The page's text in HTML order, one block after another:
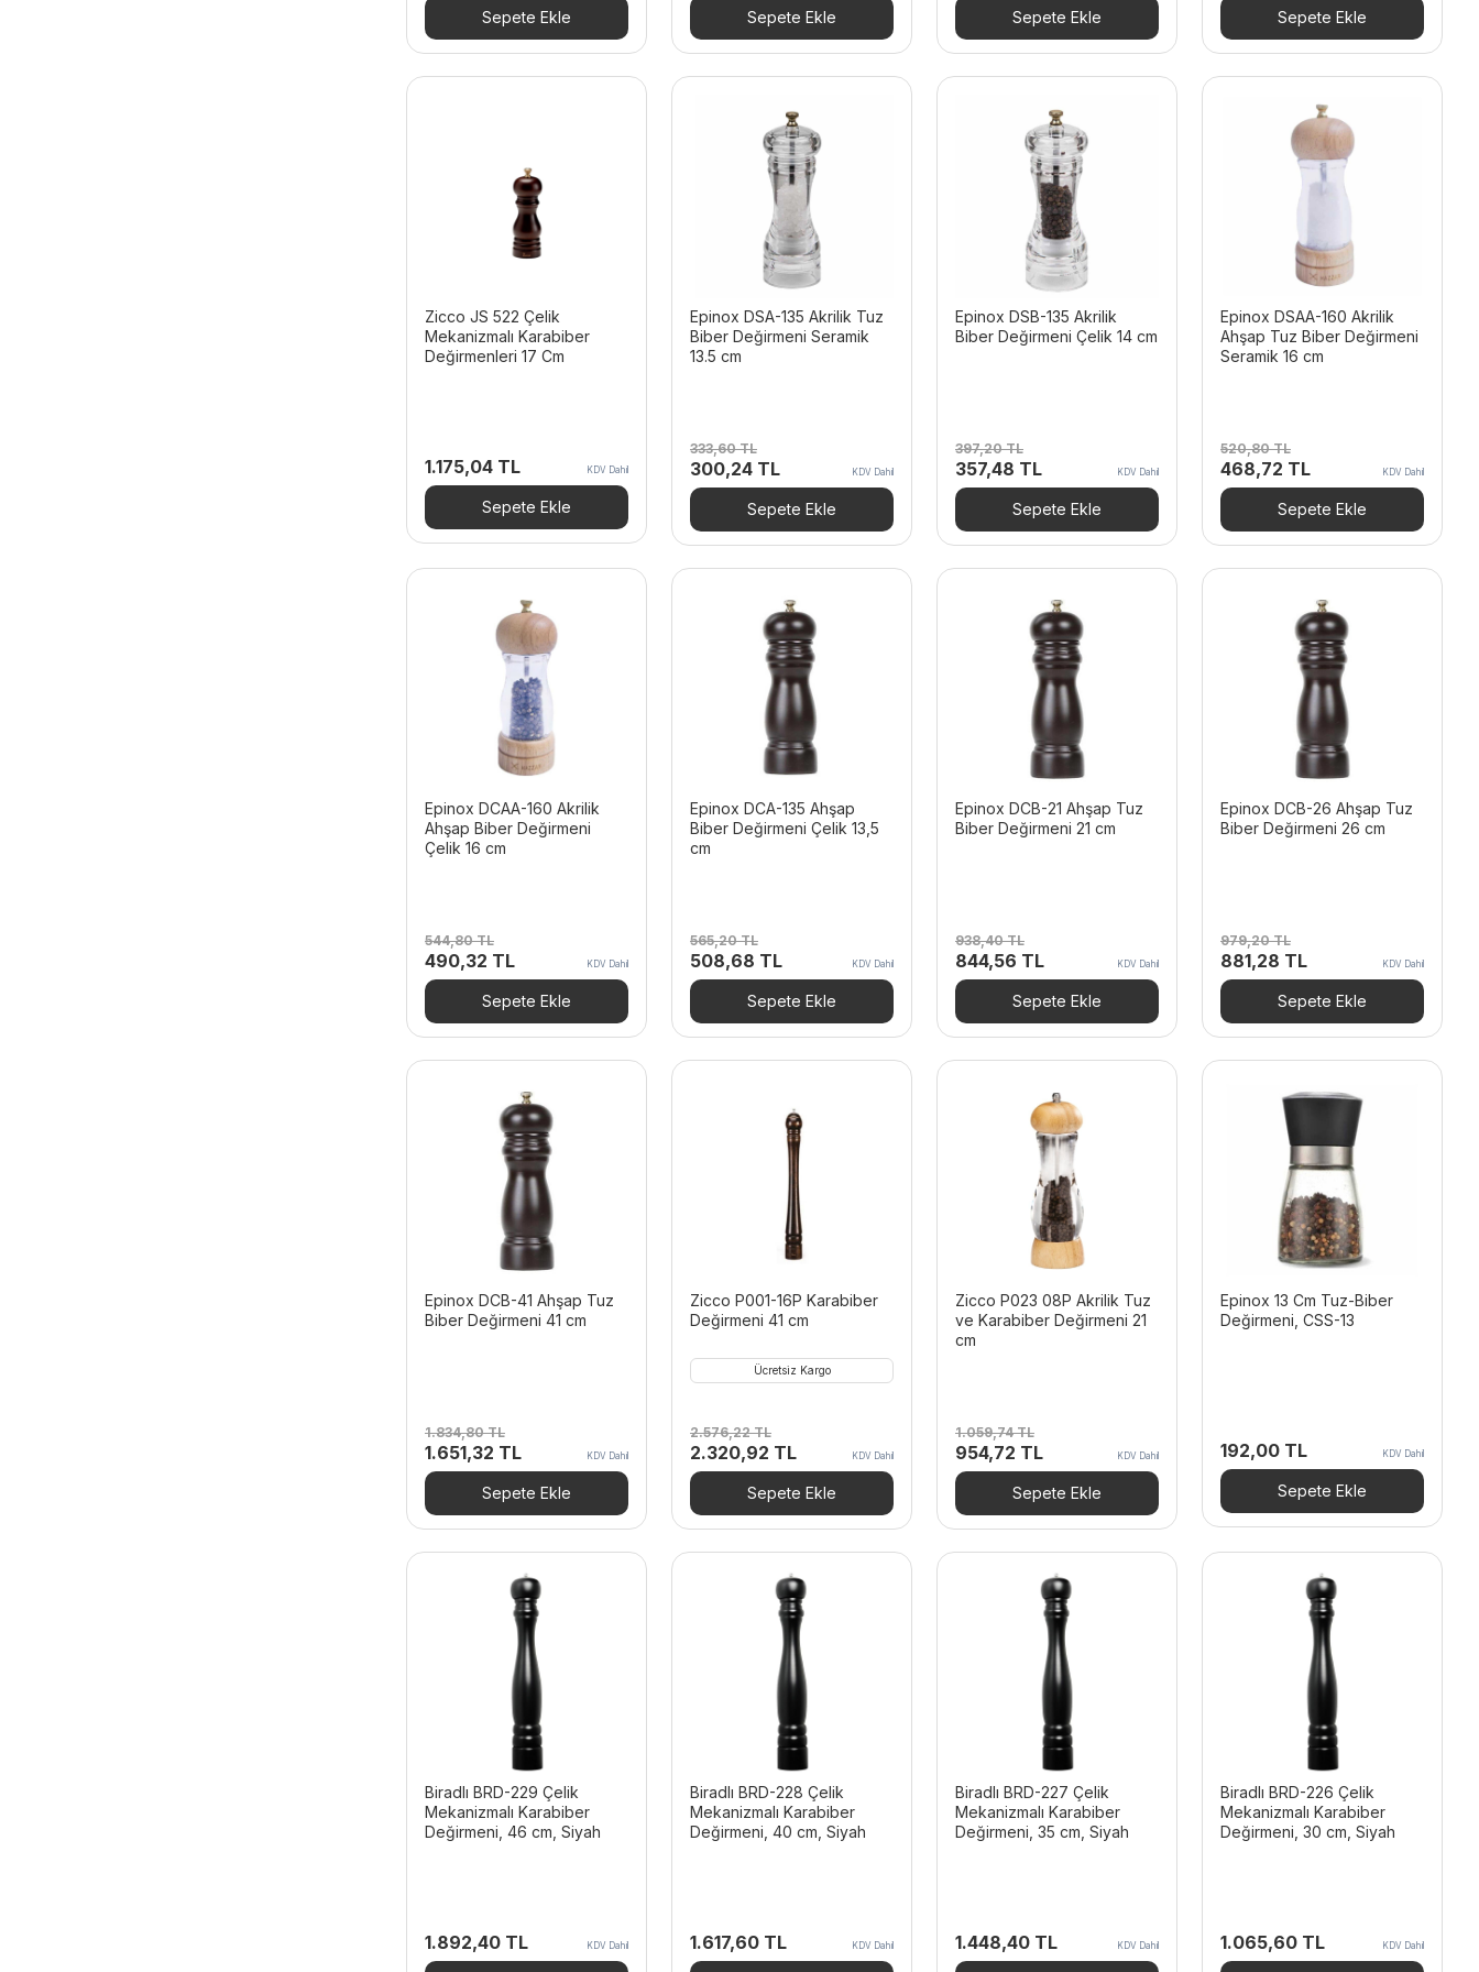
1.656,74 TL.fiyat:
1.492,56 TL.
Sepete Ekle
1.376,22 TL.fiyat:
1.239,84 TL.
Sepete Ekle
1.693,90 TL.fiyat:
1.526,04 TL.
Sepete Ekle
1.446,95 TL.fiyat:
1.303,56 TL.
Sepete Ekle
Zicco JS 522 Çelik
Mekanizmalı Karabiber
Değirmenleri 17 Cm
1.175,04 TL KDV Dahil
Sepete Ekle
Epinox DSA-135 Akrilik Tuz
Biber Değirmeni Seramik
13.5 cm
333,60TL
Orijinal
fiyat:
333,60 TL.
300,24 TLŞu
andaki
fiyat:
300,24 TL.
KDV Dahil
Sepete Ekle
Epinox DSB-135 Akrilik
Biber Değirmeni Çelik 14 cm
397,20TL
Orijinal
fiyat:
397,20 TL.
357,48 TLŞu
andaki
fiyat:
357,48 TL.
KDV Dahil
Sepete Ekle
Epinox DSAA-160 Akrilik
Ahşap Tuz Biber Değirmeni
Seramik 16 cm
520,80TL
Orijinal
fiyat:
520,80 TL.
468,72 TLŞu
andaki
fiyat:
468,72 TL.
KDV Dahil
Sepete Ekle
Epinox DCAA-160 Akrilik
Ahşap Biber Değirmeni
Çelik 16 cm
544,80TL
Orijinal
fiyat:
544,80 TL.
490,32 TLŞu
andaki
fiyat:
490,32 TL.
KDV Dahil
Sepete Ekle
Epinox DCA-135 Ahşap
Biber Değirmeni Çelik 13,5
cm
565,20TL
Orijinal
fiyat:
565,20 TL.
508,68 TLŞu
andaki
fiyat:
508,68 TL.
KDV Dahil
Sepete Ekle
Epinox DCB-21 Ahşap Tuz
Biber Değirmeni 21 cm
938,40TL
Orijinal
fiyat:
938,40 TL.
844,56 TLŞu
andaki
fiyat:
844,56 TL.
KDV Dahil
Sepete Ekle
Epinox DCB-26 Ahşap Tuz
Biber Değirmeni 26 cm
979,20TL
Orijinal
fiyat:
979,20 TL.
881,28 TLŞu
andaki
fiyat:
881,28 TL.
KDV Dahil
Sepete Ekle
Epinox DCB-41 Ahşap Tuz
Biber Değirmeni 41 cm
1.834,80TL
Orijinal
fiyat:
1.834,80 TL.
1.651,32 TLŞu
andaki
fiyat:
1.651,32 TL.
KDV Dahil
Sepete Ekle
Zicco P001-16P Karabiber
Değirmeni 41 cm
Ücretsiz Kargo
2.576,22TL
Orijinal
fiyat:
2.576,22 TL.
2.320,92 TLŞu
andaki
fiyat:
2.320,92 TL.
KDV Dahil
Sepete Ekle
Zicco P023 08P Akrilik Tuz
ve Karabiber Değirmeni 21
cm
1.059,74TL
Orijinal
fiyat:
1.059,74 TL.
954,72 TLŞu
andaki
fiyat:
954,72 TL.
KDV Dahil
Sepete Ekle
Epinox 13 Cm Tuz-Biber
Değirmeni, CSS-13
192,00 TL KDV Dahil
Sepete Ekle
Biradlı BRD-229 Çelik
Mekanizmalı Karabiber
Değirmeni, 46 cm, Siyah
1.892,40 TL KDV Dahil
Biradlı BRD-228 Çelik
Mekanizmalı Karabiber
Değirmeni, 40 cm, Siyah
1.617,60 TL KDV Dahil
Biradlı BRD-227 Çelik
Mekanizmalı Karabiber
Değirmeni, 35 cm, Siyah
1.448,40 TL KDV Dahil
Biradlı BRD-226 Çelik
Mekanizmalı Karabiber
Değirmeni, 30 cm, Siyah
1.065,60 TL KDV Dahil